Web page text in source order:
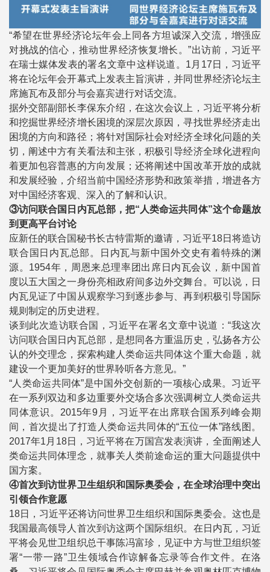
“希望在世界经济论坛年会上同各方坦诚深入交流，增强应
对挑战的信心，推动世界经济恢复增长。”出访前，习近平
在瑞士媒体发表的署名文章中这样说道。1月17日，习近平
将在论坛年会开幕式上发表主旨演讲，并同世界经济论坛主
席施瓦布及部分与会嘉宾进行对话交流。
据外交部副部长李保东介绍，在这次会议上，习近平将分析
和挖掘世界经济增长困境的深层次原因，寻找世界经济走出
困境的方向和路径；将针对国际社会对经济全球化问题的关
切，阐述中方有关看法和主张，积极引导经济全球化进程向
着更加包容普惠的方向发展；还将阐述中国改革开放的成就
和发展经验，介绍当前中国经济形势和政策举措，增进各方
对中国经济客观、深入的了解和认识。
③访问联合国日内瓦总部，把“人类命运共同体”这个命题放
到更高平台讨论
应新任的联合国秘书长古特雷斯的邀请，习近平18日将造访
联合国日内瓦总部。日内瓦与新中国外交史有着特殊的渊
源。1954年，周恩来总理率团出席日内瓦会议，新中国首
度以五大国之一身份亮相政府间多边外交舞台。可以说，日
内瓦见证了中国从观察学习到逐步参与、再到积极引导国际
规则制定的历史进程。
谈到此次造访联合国，习近平在署名文章中说道：“我这次
访问联合国日内瓦总部，是想同各方重温历史，弘扬各方公
认的外交理念，探索构建人类命运共同体这个重大命题，就
建设一个更加美好的世界聆听各方意见。”
“人类命运共同体”是中国外交创新的一项核心成果。习近平
在一系列双边和多边重要外交场合多次强调树立人类命运共
同体意识。2015年9月，习近平在出席联合国系列峰会期
间，首次提出了打造人类命运共同体的“五位一体”路线图。
2017年1月18日，习近平将在万国宫发表演讲，全面阐述人
类命运共同体理念，就事关人类前途命运的重大问题提供中
国方案。
④首次到访世界卫生组织和国际奥委会，在全球治理中突出
引领合作意愿
18日，习近平还将访问世界卫生组织和国际奥委会。这也是
我国最高领导人首次到访这两个国际组织。在日内瓦，习近
平将会见世卫组织总干事陈冯富珍，见证中方与世卫组织签
署“一带一路”卫生领域合作谅解备忘录等合作文件。在洛